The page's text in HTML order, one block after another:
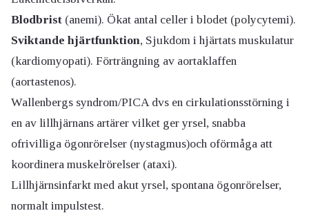
Blodbrist (anemi). Ökat antal celler i blodet (polycytemi).
Sviktande hjärtfunktion, Sjukdom i hjärtats muskulatur
(kardiomyopati). Förträngning av aortaklaffen
(aortastenos).
Wallenbergs syndrom/PICA dvs en cirkulationsstörning i
en av lillhjärnans artärer vilket ger yrsel, snabba
ofrivilliga ögonrörelser (nystagmus)och oförmåga att
koordinera muskelrörelser (ataxi).
Lillhjärnsinfarkt med akut yrsel, spontana ögonrörelser,
normalt impulstest.